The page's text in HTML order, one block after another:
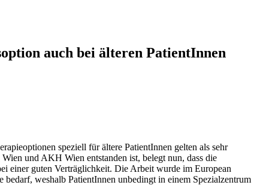
auch bei älteren PatientInnen
speziell für ältere PatientInnen gelten als sehr
und AKH Wien entstanden ist, belegt nun, dass die
einer guten Verträglichkeit. Die Arbeit wurde im European
weshalb PatientInnen unbedingt in einem Spezialzentrum